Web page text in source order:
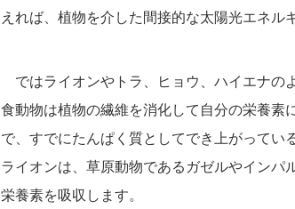
えれば、植物を介した間接的な太陽光エネル
ではライオンやトラ、ヒョウ、ハイエナの
食動物は植物の繊維を消化して自分の栄養素
で、すでにたんぱく質としてでき上がってい
ライオンは、草原動物であるガゼルやインパ
栄養素を吸収します。